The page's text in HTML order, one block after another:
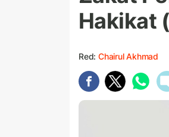
Hakikat
Red: Chairul Akhmad